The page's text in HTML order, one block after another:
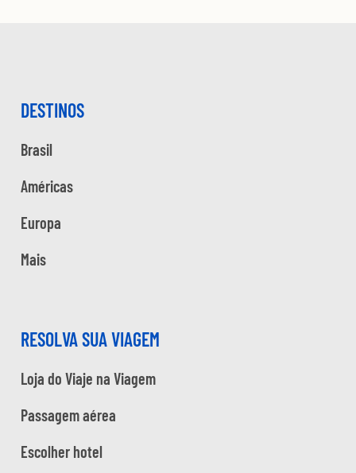
DESTINOS
Brasil
Américas
Europa
Mais
RESOLVA SUA VIAGEM
Loja do Viaje na Viagem
Passagem aérea
Escolher hotel